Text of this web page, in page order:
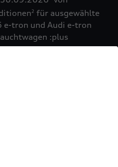
2 für ausgewählte
e-tron und Audi e-tron
:plus